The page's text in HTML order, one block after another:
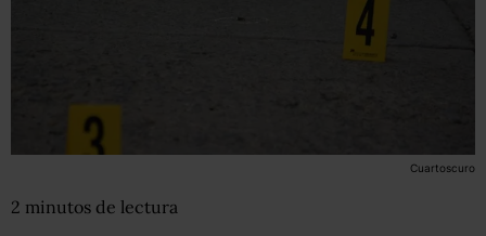
Cuartoscuro
2 minutos de lectura